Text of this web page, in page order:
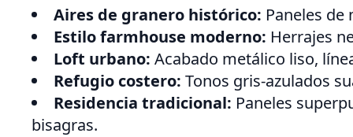
Aires de granero histórico: Paneles
Estilo farmhouse moderno: Herrajes
Loft urbano: Acabado metálico liso,
Refugio costero: Tonos gris-azulados
Residencia tradicional: Paneles
bisagras.